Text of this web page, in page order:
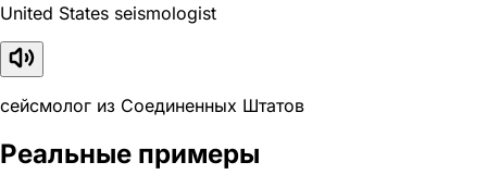
United States seismologist
сейсмолог из Соединенных Штатов
Реальные примеры